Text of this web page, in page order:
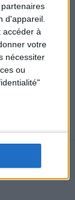
d'appareil.
accéder à
votre
nécessiter
ou
à 1600
est-il trop
?
du